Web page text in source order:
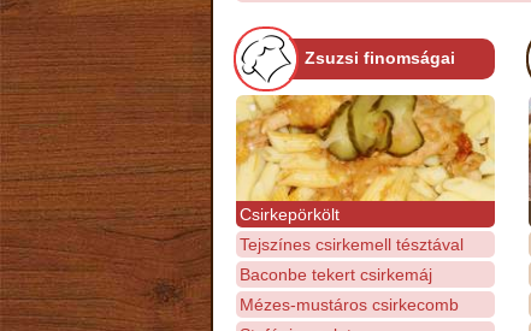
Zsuzsi finomságai
Csirkepörkölt
Tejszínes csirkemell tésztával
Baconbe tekert csirkemáj
Mézes-mustáros csirkecomb